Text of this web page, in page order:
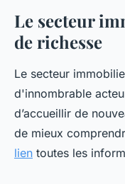
Le secteur
de richesse
Le secteur
d'innombrable
d’accueillir de
de mieux
lien toutes les